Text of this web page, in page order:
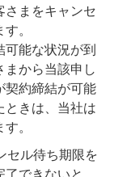
さまをキャンセ
。
能な状況が到
まから当該申し
契約締結が可能
ときは、当社は
。
セル待ち期限を
了できないと